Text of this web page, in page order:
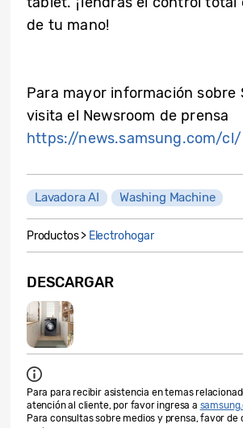
de tu mano!
Para mayor información sobre
visita el Newsroom de prensa
https://news.samsung.com/cl/
Lavadora AI Washing Machine
Productos > Electrohogar
DESCARGAR
Para para recibir asistencia en temas
atención al cliente, por favor ingresa a
Para consultas sobre medios y prensa, favor de